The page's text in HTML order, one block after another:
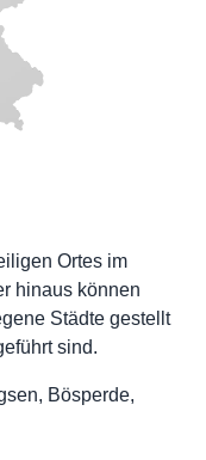
Ortes im
hinaus können
Städte gestellt
sind.
Bösperde,